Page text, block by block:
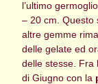
l’ultimo
– 20 cm. Questo
altre gemme
delle gelate ed
delle stesse. Fra
di Giugno con la